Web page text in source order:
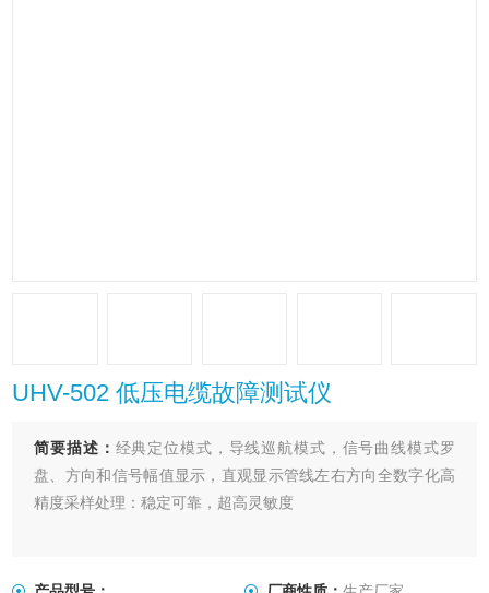
UHV-502 低压电缆故障测试仪
简要描述： 经典定位模式，导线巡航模式，信号曲线模式罗
盘、方向和信号幅值显示，直观显示管线左右方向全数字化高
精度采样处理：稳定可靠，超高灵敏度